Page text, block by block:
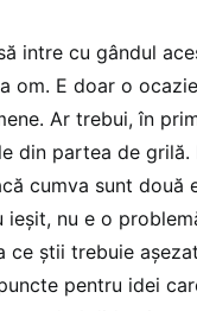
intre cu gândul
om. E doar o
Ar trebui, în
din partea de grilă.
cumva sunt două
ieșit, nu e o
ce știi trebuie
pentru idei